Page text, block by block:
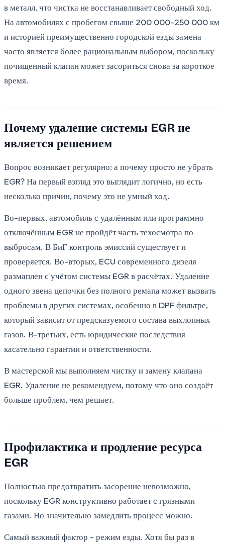
в металл, что чистка не восстанавливает свободный ход.
На автомобилях с пробегом свыше 200 000-250 000 км
и историей преимущественно городской езды замена
часто является более рациональным выбором, поскольку
почищенный клапан может засориться снова за короткое
время.
Почему удаление системы EGR не
является решением
Вопрос возникает регулярно: а почему просто не убрать
EGR? На первый взгляд это выглядит логично, но есть
несколько причин, почему это не умный ход.
Во-первых, автомобиль с удалённым или программно
отключённым EGR не пройдёт часть техосмотра по
выбросам. В БиГ контроль эмиссий существует и
проверяется. Во-вторых, ECU современного дизеля
размаплен с учётом системы EGR в расчётах. Удаление
одного звена цепочки без полного ремапа может вызвать
проблемы в других системах, особенно в DPF фильтре,
который зависит от предсказуемого состава выхлопных
газов. В-третьих, есть юридические последствия
касательно гарантии и ответственности.
В мастерской мы выполняем чистку и замену клапана
EGR. Удаление не рекомендуем, потому что оно создаёт
больше проблем, чем решает.
Профилактика и продление ресурса
EGR
Полностью предотвратить засорение невозможно,
поскольку EGR конструктивно работает с грязными
газами. Но значительно замедлить процесс можно.
Самый важный фактор - режим езды. Хотя бы раз в